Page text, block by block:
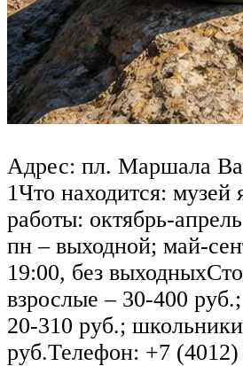
Адрес: пл. Маршала
1Что находится: музей
работы: октябрь-
пн – выходной; май-
19:00, без
взрослые – 30-400
20-310 руб.;
руб.Телефон: +7 (4012)